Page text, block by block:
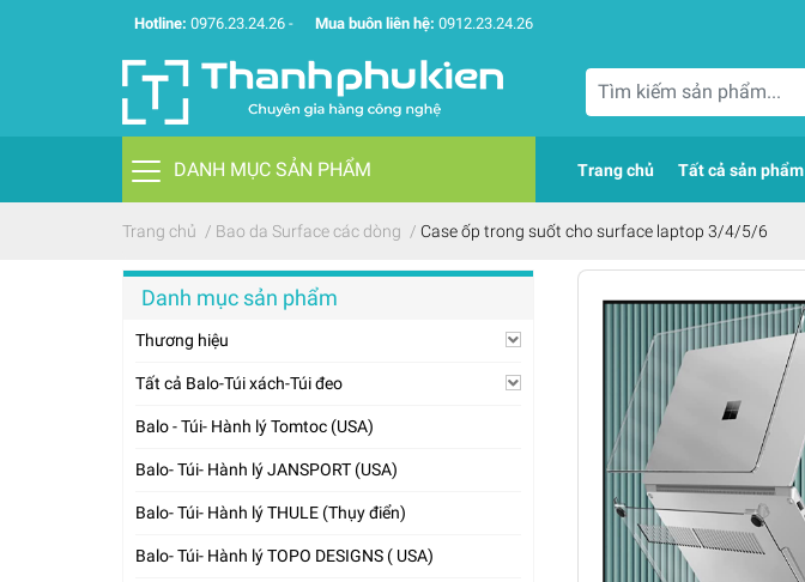
Hotline: 0976.23.24.26 - Mua buôn liên hệ: 0912.23.24.26
DANH MỤC SẢN PHẨM Trang chủ Tất cả sản phẩm
Trang chủ / Bao da Surface các dòng / Case ốp trong suốt cho surface laptop 3/4/5/6
Danh mục sản phẩm
Thương hiệu
Tất cả Balo-Túi xách-Túi đeo
Balo - Túi- Hành lý Tomtoc (USA)
Balo- Túi- Hành lý JANSPORT (USA)
Balo- Túi- Hành lý THULE (Thụy điển)
Balo- Túi- Hành lý TOPO DESIGNS ( USA)